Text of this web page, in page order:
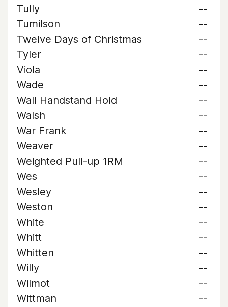
Tully
--
Tumilson
--
Twelve Days of Christmas
--
Tyler
--
Viola
--
Wade
--
Wall Handstand Hold
--
Walsh
--
War Frank
--
Weaver
--
Weighted Pull-up 1RM
--
Wes
--
Wesley
--
Weston
--
White
--
Whitt
--
Whitten
--
Willy
--
Wilmot
--
Wittman
--